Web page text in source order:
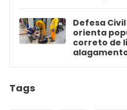
Defesa
orienta
correto de
Tags